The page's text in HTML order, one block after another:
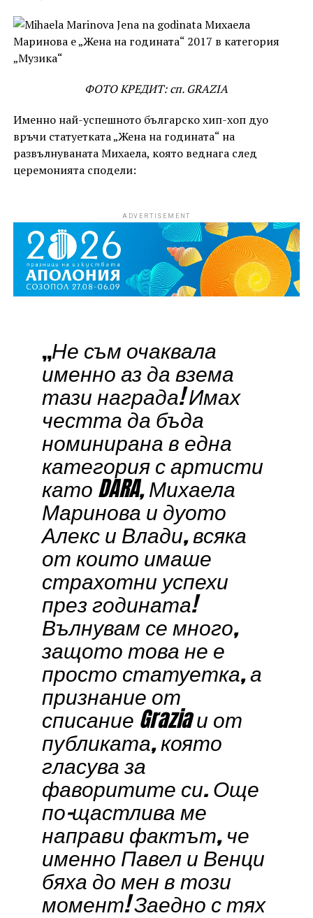
ФОТО КРЕДИТ: сп. GRAZIA
Именно най-успешното българско хип-хоп дуо
връчи статуетката „Жена на годината“ на
развълнуваната Михаела, която веднага след
церемонията сподели:
ADVERTISEMENT
„Не съм очаквала
именно аз да взема
тази награда! Имах
честта да бъда
номинирана в една
категория с артисти
катоDARA, Михаела
Маринова и дуото
Алекс и Влади, всяка
от които имаше
страхотни успехи
през годината!
Вълнувам се много,
защото това не е
просто статуетка, а
признание от
списание Graziaи от
публиката, която
гласува за
фаворитите си. Още
по-щастлива ме
направи фактът, че
именно Павел и Венци
бяха до мен в този
момент! Заедно с тях